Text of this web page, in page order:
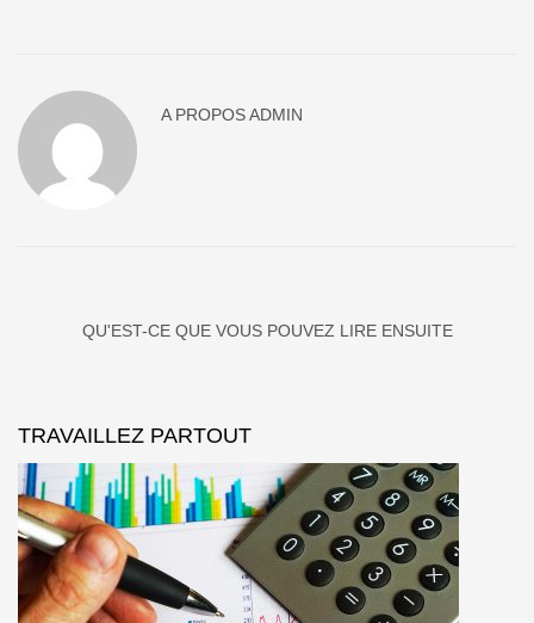
A PROPOSADMIN
QU'EST-CE QUE VOUS POUVEZ LIRE ENSUITE
TRAVAILLEZ PARTOUT